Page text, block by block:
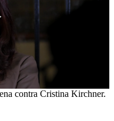
contra Cristina Kirchner.